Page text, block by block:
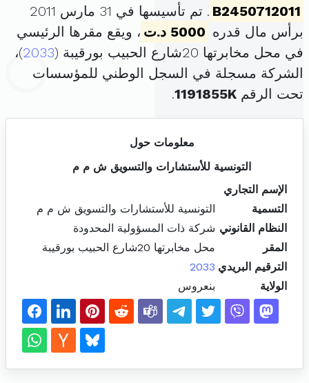
B2450712011
. تم تأسيسها في 31 مارس 2011
برأس مال قدره 5000 د.ت
، ويقع مقرها الرئيسي
في محل مخابرتها 20شارع الحبيب بورقيبة (
2033)،
الشركة مسجلة في السجل الوطني للمؤسسات
تحت الرقم 1191855K
.
معلومات حول
التونسية للأستشارات والتسويق ش م م
الإسم التجاري
التسمية
التونسية للأستشارات والتسويق ش م م
النظام القانوني شركة ذات المسؤولية المحدودة
المقر
محل مخابرتها 20شارع الحبيب بورقيبة
الترقيم البريدي 2033
الولاية
بنعروس